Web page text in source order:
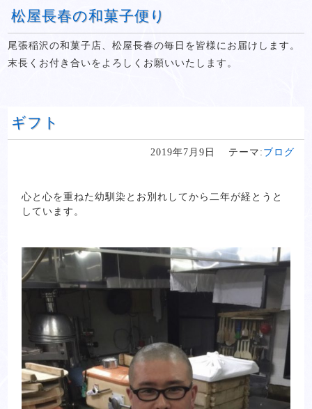
松屋長春の和菓子便り
尾張稲沢の和菓子店、松屋長春の毎日を皆様にお届けします。
末長くお付き合いをよろしくお願いいたします。
ギフト
2019年7月9日 テーマ: ブログ
心と心を重ねた幼馴染とお別れしてから二年が経とうと
しています。